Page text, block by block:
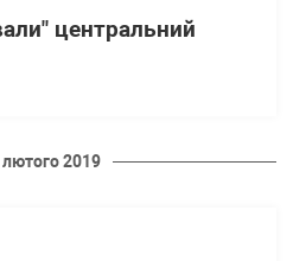
центральний
2019